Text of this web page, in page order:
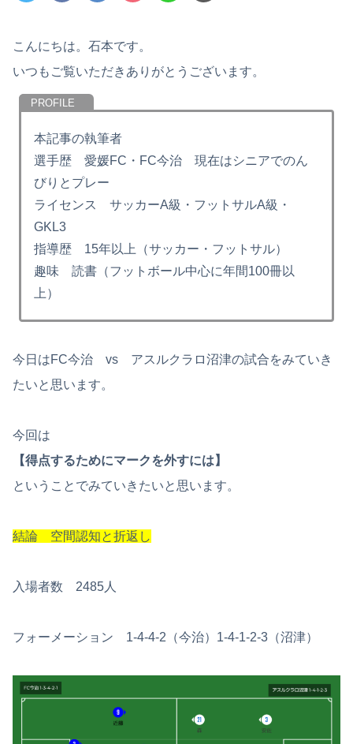
こんにちは。石本です。
いつもご覧いただきありがとうございます。
本記事の執筆者
選手歴 愛媛FC・FC今治 現在はシニアでのん
びりとプレー
ライセンス サッカーA級・フットサルA級・
GKL3
指導歴 15年以上（サッカー・フットサル）
趣味 読書（フットボール中心に年間100冊以
上）
今日はFC今治 vs アスルクラロ沼津の試合をみていき
たいと思います。
今回は
【得点するためにマークを外すには】
ということでみていきたいと思います。
結論 空間認知と折返し
入場者数 2485人
フォーメーション 1-4-4-2（今治）1-4-1-2-3（沼津）